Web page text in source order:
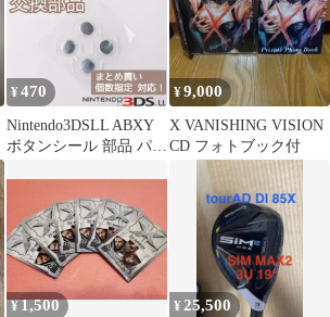
¥470
Nintendo3DSLL ABXY
ボタンシール 部品 パー
¥9,000
X VANISHING VISION
CD フォトブック付
¥1,500 ¥ 25,500